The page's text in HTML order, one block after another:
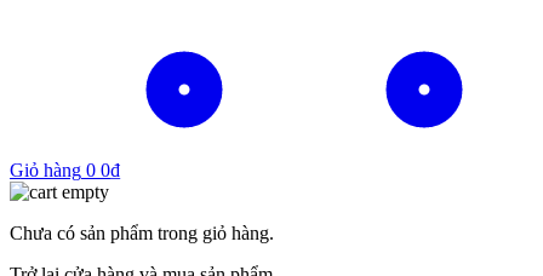
Giỏ hàng 0 0₫
Chưa có sản phẩm trong giỏ hàng.